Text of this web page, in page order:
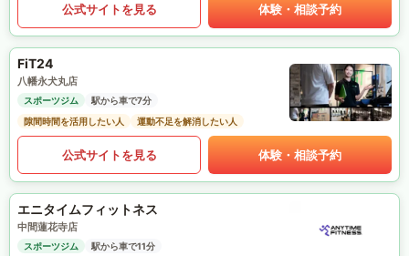
公式サイトを見る 体験・相談予約
FiT24
八幡永犬丸店
スポーツジム
駅から車で7分
隙間時間を活用したい人
運動不足を解消したい人
公式サイトを見る 体験・相談予約
エニタイムフィットネス
中間蓮花寺店
スポーツジム 駅から車で11分